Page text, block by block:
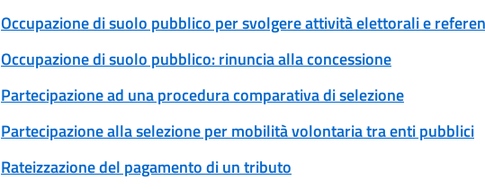
Occupazione di suolo pubblico per svolgere attività elettorali e
Occupazione di suolo pubblico: rinuncia alla concessione
Partecipazione ad una procedura comparativa di selezione
Partecipazione alla selezione per mobilità volontaria tra enti pubblici
Rateizzazione del pagamento di un tributo